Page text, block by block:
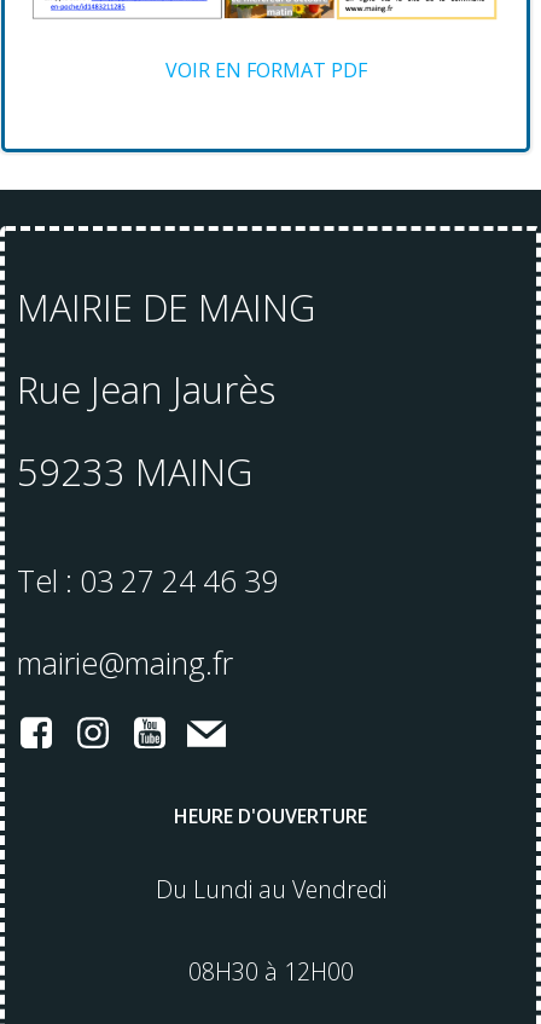
VOIR EN FORMAT PDF
MAIRIE DE MAING
Rue Jean Jaurès
59233 MAING
Tel : 03 27 24 46 39
mairie@maing.fr
HEURE D'OUVERTURE
Du Lundi au Vendredi
08H30 à 12H00